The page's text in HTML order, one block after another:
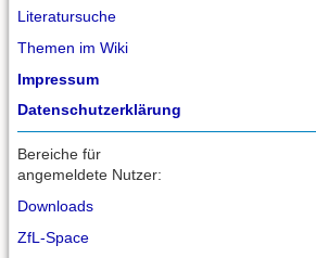
Literatursuche
Themen im Wiki
Impressum
Datenschutzerklärung
Bereiche für
angemeldete Nutzer:
Downloads
ZfL-Space